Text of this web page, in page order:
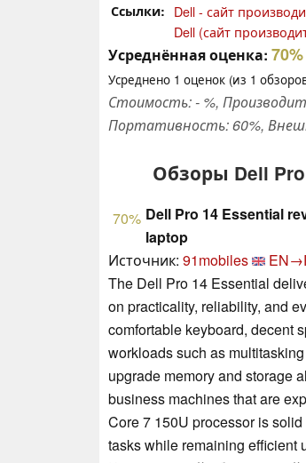
Ссылки
Dell - сайт
Dell (сайт
Усреднённая оценка: 70%
Усреднено 1 оценок (из 1
Стоимость: - %,
Портативность: 60%,
Обзоры Dell
70% Dell Pro 14 Essential
laptop
Источник: 91mobiles
The Dell Pro 14 Essential
on practicality, reliability, and
comfortable keyboard, decent
workloads such as
upgrade memory and storage
business machines that are
Core 7 150U processor is
tasks while remaining efficient